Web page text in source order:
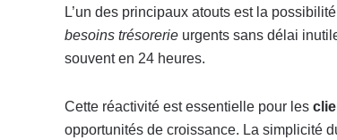
L’un des principaux atouts est la
besoins trésorerie urgents sans délai
souvent en 24 heures.
Cette réactivité est essentielle pour les
opportunités de croissance. La simplicité